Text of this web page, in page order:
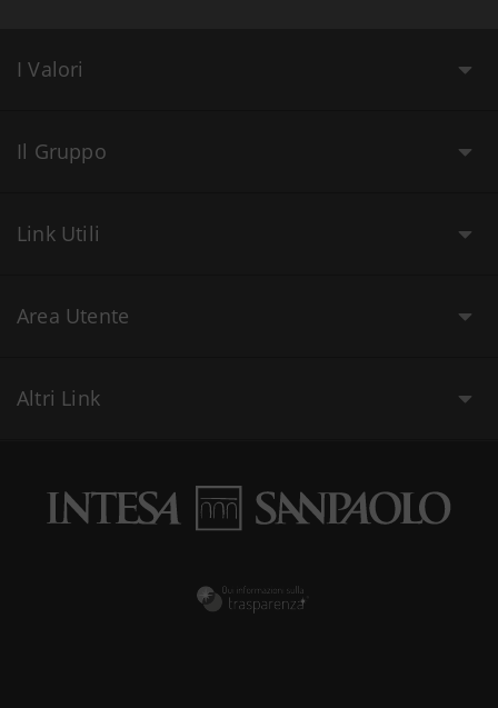
I Valori
Il Gruppo
Link Utili
Area Utente
Altri Link